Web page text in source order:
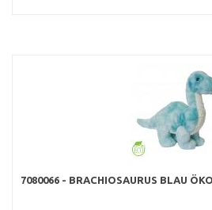
7080066 - BRACHIOSAURUS BLAU